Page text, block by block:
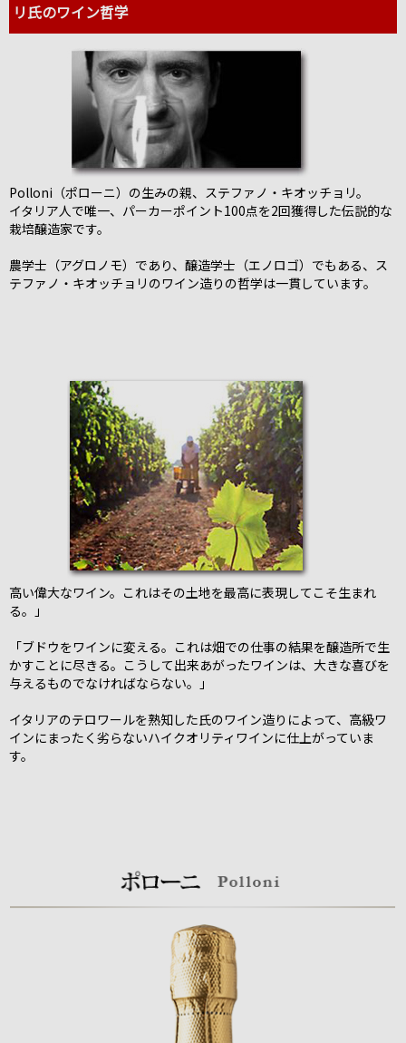
リ氏のワイン哲学
Polloni（ポローニ）の生みの親、ステファノ・キオッチョリ。
イタリア人で唯一、パーカーポイント100点を2回獲得した伝説的な
栽培醸造家です。
農学士（アグロノモ）であり、醸造学士（エノロゴ）でもある、ス
テファノ・キオッチョリのワイン造りの哲学は一貫しています。
高い偉大なワイン。これはその土地を最高に表現してこそ生まれ
る。」
「ブドウをワインに変える。これは畑での仕事の結果を醸造所で生
かすことに尽きる。こうして出来あがったワインは、大きな喜びを
与えるものでなければならない。」
イタリアのテロワールを熟知した氏のワイン造りによって、高級ワ
インにまったく劣らないハイクオリティワインに仕上がっていま
す。